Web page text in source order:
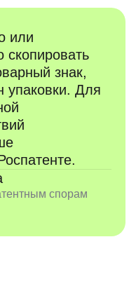
или
скопировать
знак,
упаковки. Для
спорам